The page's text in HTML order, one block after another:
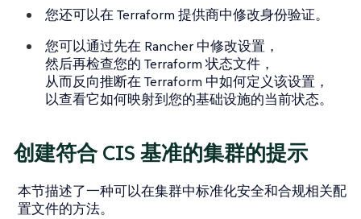
您还可以在 Terraform 提供商中修改身份验证。
您可以通过先在 Rancher 中修改设置，
然后再检查您的 Terraform 状态文件，
从而反向推断在 Terraform 中如何定义该设置，
以查看它如何映射到您的基础设施的当前状态。
创建符合 CIS 基准的集群的提示
本节描述了一种可以在集群中标准化安全和合规相关配
置文件的方法。